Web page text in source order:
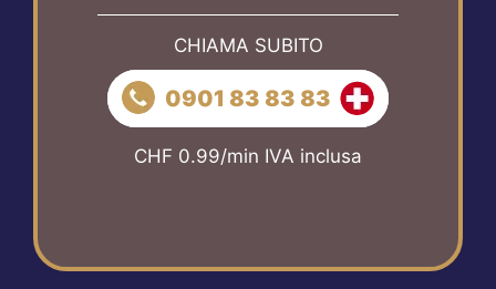
CHIAMA SUBITO
0901 83 83 83
CHF 0.99/min IVA inclusa